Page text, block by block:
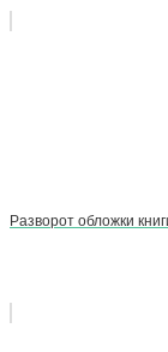
Разворот обложки